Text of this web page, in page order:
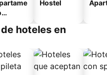
Hostel
hoteles en